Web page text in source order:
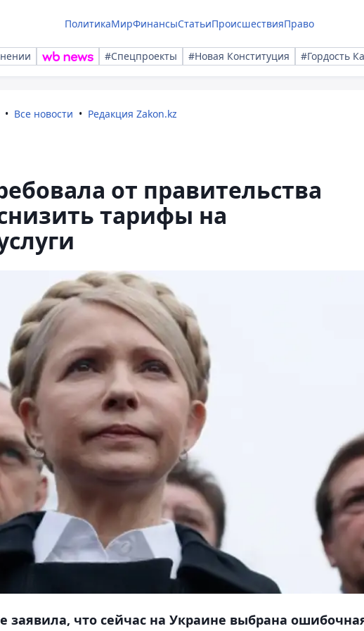
ПолитикаМирФинансыСтатьиПроисшествияПраво
#Спецпроекты #Новая Конституция #Гордость
Все новости Редакция Zakon.kz
от правительства
тарифы на
что сейчас на Украине выбрана